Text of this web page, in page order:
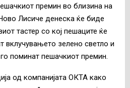
премин во близина на
Лисиче денеска ќе биде
тастер со кој пешаците ќе
вклучувањето зелено светло и
поминат пешачкиот премин.
од компанијата ОКТА како